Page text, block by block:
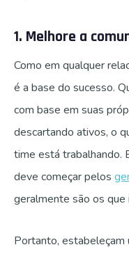
1. Melhore a
Como em qualquer
é a base do sucesso.
com base em suas
descartando ativos, o
time está trabalhando.
deve começar pelos
geralmente são os que
Portanto, estabeleçam